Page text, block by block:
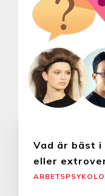
Vad är bäst
eller